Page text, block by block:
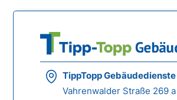
TippTopp
Vahrenwalder Straße 269 a